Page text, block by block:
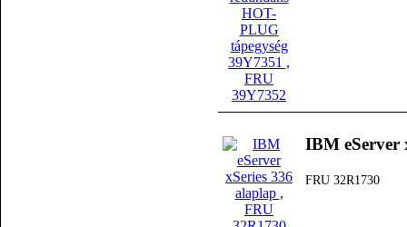
IBM eServer
FRU 32R1730